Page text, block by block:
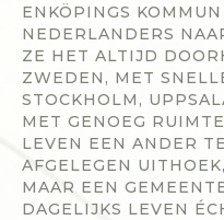
ENKÖPINGS
NEDERLANDERS
ZE HET ALTIJD
ZWEDEN, MET
STOCKHOLM,
MET GENOEG
LEVEN EEN ANDER
AFGELEGEN
MAAR EEN
DAGELIJKS LEVEN